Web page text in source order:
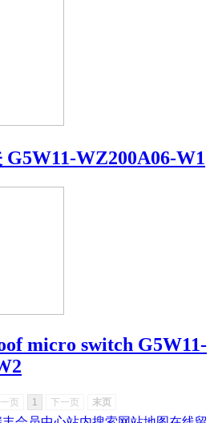
G5W11-WZ200A06-W1
micro switch G5W11-
一页 1 下一页 末页